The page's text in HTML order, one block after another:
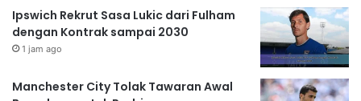
Ipswich Rekrut Sasa Lukic dari Fulham
dengan Kontrak sampai 2030
1 jam ago
Manchester City Tolak Tawaran Awal